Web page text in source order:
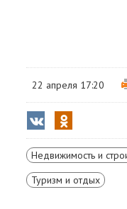
22 апреля 17:20
Недвижимость и
Туризм и отдых